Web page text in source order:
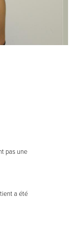
pas une
a été